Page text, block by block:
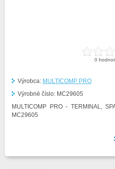
0
Výrobca: MULTICOMP PRO
Výrobné číslo: MC29605
MULTICOMP PRO - TERMINAL,
MC29605